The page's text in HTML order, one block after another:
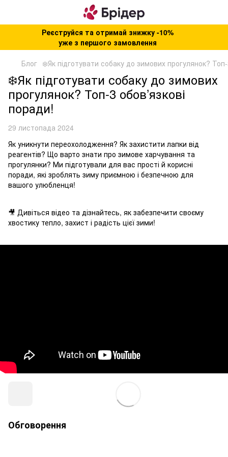
Реєструйся та отримай знижку -10%
уже з першого замовлення
Блог ❄️Як підготувати собаку до зимових прогулянок?
❄️Як підготувати собаку до зимових
прогулянок? Топ-3 обов’язкові
поради!
29 листопада 2024
Як уникнути переохолодження? Як захистити лапки від
реагентів? Що варто знати про зимове харчування та
прогулянки? Ми підготували для вас прості й корисні
поради, які зроблять зиму приємною і безпечною для
вашого улюбленця!
🎥 Дивіться відео та дізнайтесь, як забезпечити своєму
хвостику тепло, захист і радість цієї зими!
Обговорення